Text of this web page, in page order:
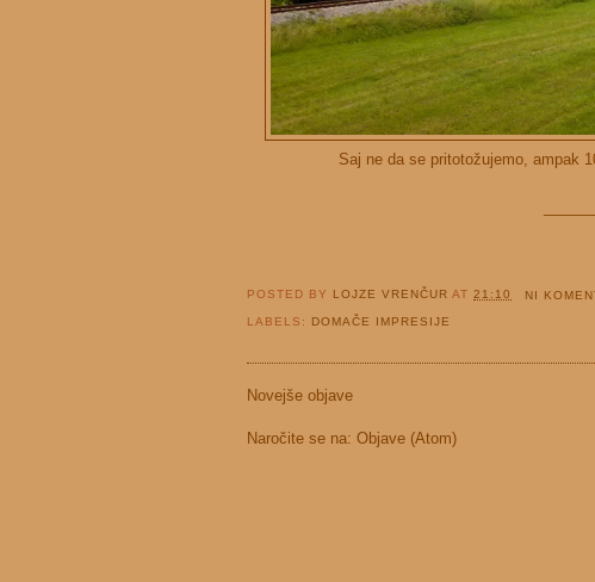
Saj ne da se pritotožujemo, ampak
POSTED BY LOJZE VRENČURAT21:10
NI
LABELS: DOMAČE IMPRESIJE
Novejše objave
Naročite se na: Objave (Atom)